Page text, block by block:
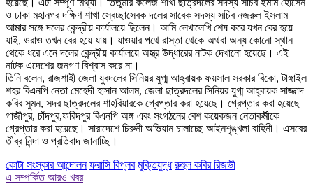
ও ঢাকা মহানগর দক্ষিণ শাখা স্বেচ্ছাসেবক দলের সাবেক সদস্য সচিব নজরুল ইসলাম
আমার সঙ্গে দলের কেন্দ্রীয় কার্যালয়ে ছিলেন। আমি লেখালেখি শেষ করে যখন বের হয়ে
যাই, ওরাও তখন বের হয়ে যায়। যাওয়ার পথে রাস্তা থেকে অথবা অন্য কোনো স্থান
থেকে ধরে এনে দলের কেন্দ্রীয় কার্যালয়ে অস্ত্র উদ্ধারের নাটক দেখানো হয়েছে। এই
নাটক এদেশের জনগণ বিশ্বাস করে না।
তিনি বলেন, রাজশাহী জেলা যুবদলের সিনিয়র যুগ্ম আহ্বায়ক ফয়সাল সরকার বিকো, টাঙ্গাইল
শহর বিএনপি নেতা মেহেদী হাসান আলম, জেলা ছাত্রদলের সিনিয়র যুগ্ম আহ্বায়ক সাজ্জাদ
কবির সুমন, সদর ছাত্রদলের শাহরিয়ারকে গ্রেপ্তার করা হয়েছে। গ্রেপ্তার করা হয়েছে
গাজীপুর, চাঁদপুর,ফরিদপুর বিএনপি অঙ্গ এবং সংগঠনের বেশ কয়েকজন নেতাকর্মীকে
গ্রেপ্তার করা হয়েছে। সারাদেশে চিরুনী অভিযান চালাচ্ছে আইনশৃঙ্খলা বাহিনী। এসবের
তীব্র নিন্দা ও প্রতিবাদ জানাচ্ছি।
কোটা সংস্কার আন্দোলন ফরাসি বিপ্লব মুক্তিযুদ্ধ রুহুল কবির রিজভী
এ সম্পর্কিত আরও খবর